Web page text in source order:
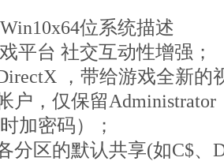
位系统描述
平台 社交互动性增强；
，带给游戏全新的
户，仅保留
加密码）；
分区的默认共享(如C$